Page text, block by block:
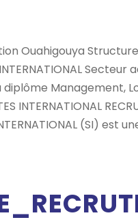
Ouahigouya
diplôme Management,
(SI) est